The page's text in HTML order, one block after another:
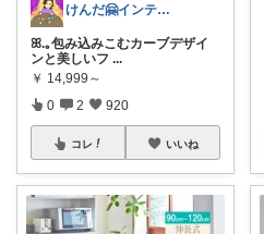
けんだ🤗インテリア多め
ꕤ.｡包み込みこむカーブデザイ
ンと美しいフ ...
￥ 14,999～
0 2 920
コレ いいね